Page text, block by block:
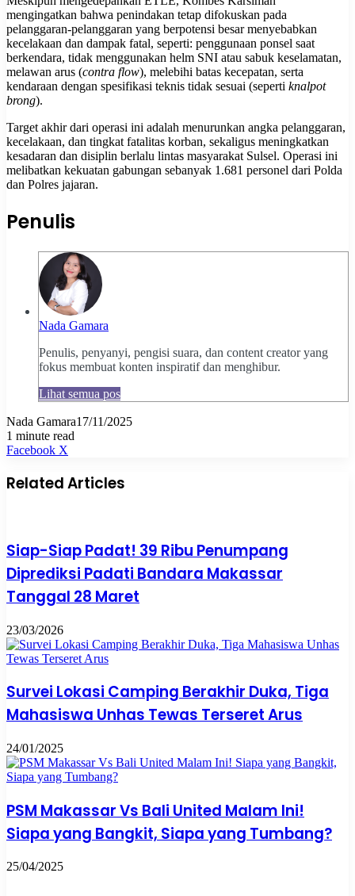
mengingatkan bahwa penindakan tetap difokuskan pada
pelanggaran-pelanggaran yang berpotensi besar menyebabkan
kecelakaan dan dampak fatal, seperti: penggunaan ponsel saat
berkendara, tidak menggunakan helm SNI atau sabuk keselamatan,
melawan arus (contra flow), melebihi batas kecepatan, serta
kendaraan dengan spesifikasi teknis tidak sesuai (seperti knalpot
brong).
Target akhir dari operasi ini adalah menurunkan angka pelanggaran,
kecelakaan, dan tingkat fatalitas korban, sekaligus meningkatkan
kesadaran dan disiplin berlalu lintas masyarakat Sulsel. Operasi ini
melibatkan kekuatan gabungan sebanyak 1.681 personel dari Polda
dan Polres jajaran.
Penulis
Nada Gamara
Penulis, penyanyi, pengisi suara, dan content creator yang
fokus membuat konten inspiratif dan menghibur.
Lihat semua pos
Nada Gamara17/11/2025
1 minute read
Facebook X
Email
Related Articles
Siap-Siap Padat! 39 Ribu Penumpang
Diprediksi Padati Bandara Makassar
Tanggal 28 Maret
23/03/2026
Survei Lokasi Camping Berakhir Duka, Tiga
Mahasiswa Unhas Tewas Terseret Arus
24/01/2025
PSM Makassar Vs Bali United Malam Ini!
Siapa yang Bangkit, Siapa yang Tumbang?
25/04/2025